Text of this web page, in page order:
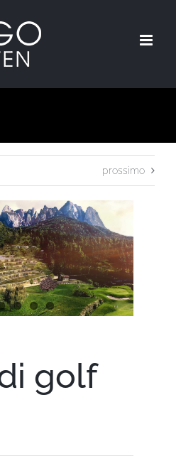
prossimo
golf